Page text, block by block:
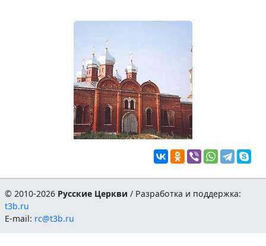
© 2010-2026 Русские Церкви / Разработка и поддержка:
t3b.ru
E-mail: rc@t3b.ru